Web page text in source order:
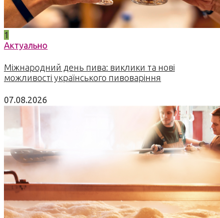
1
Актуально
Міжнародний день пива: виклики та нові
можливості українського пивоваріння
07.08.2026